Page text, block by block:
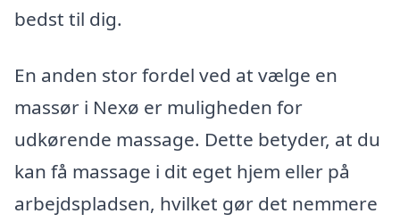
bedst til dig.
En anden stor fordel ved at vælge en
massør i Nexø er muligheden for
udkørende massage. Dette betyder, at du
kan få massage i dit eget hjem eller på
arbejdspladsen, hvilket gør det nemmere